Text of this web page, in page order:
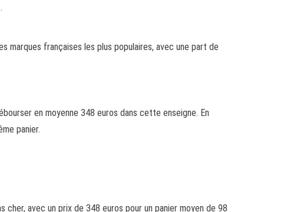
marques françaises les plus populaires, avec une part de
en moyenne 348 euros dans cette enseigne. En
panier.
avec un prix de 348 euros pour un panier moyen de 98